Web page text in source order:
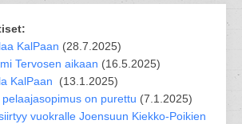
KalPaan (28.7.2025)
Tervosen aikaan (16.5.2025)
KalPaan
(13.1.2025)
on purettu (7.1.2025)
vuokralle Joensuun Kiekko-Poikien